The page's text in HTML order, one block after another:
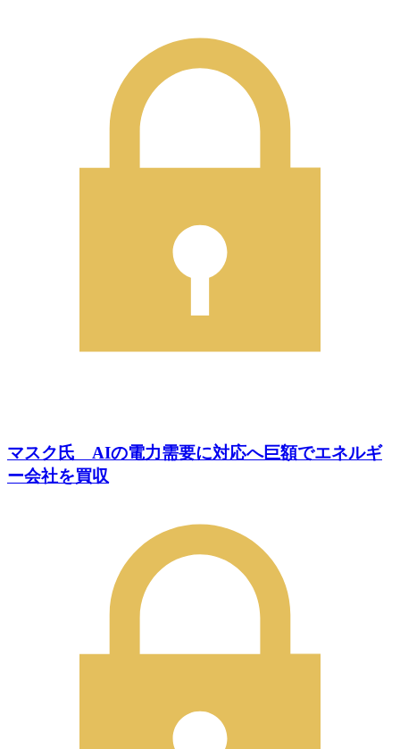
マスク氏 AIの電力需要に対応へ巨額でエネルギ
ー会社を買収